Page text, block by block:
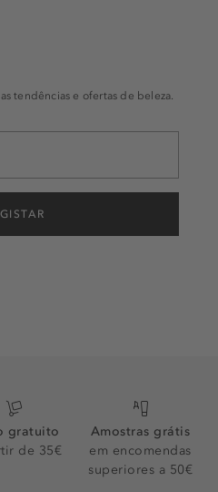
tendências e ofertas de beleza.
gratuito
de 35€
Amostras grátis
em encomendas
superiores a 50€